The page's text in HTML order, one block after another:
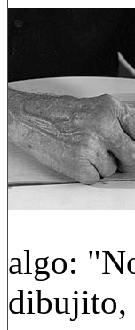
algo:
dibujito,